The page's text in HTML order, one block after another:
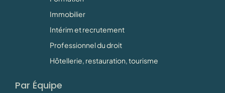
Immobilier
Intérim et recrutement
Professionnel du droit
Hôtellerie, restauration, tourisme
Par Équipe